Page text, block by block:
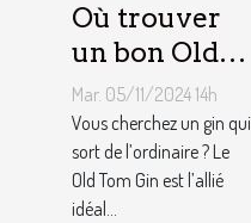
Où trouver
un bon Old
Tom Gin
artisanal ?
Mar. 05/11/2024 14h
Vous cherchez un gin qui
sort de l’ordinaire ? Le
Old Tom Gin est l’allié
idéal...